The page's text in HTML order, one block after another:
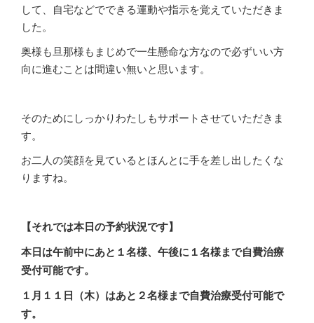
して、自宅などでできる運動や指示を覚えていただきま
した。
奥様も旦那様もまじめで一生懸命な方なので必ずいい方
向に進むことは間違い無いと思います。
そのためにしっかりわたしもサポートさせていただきま
す。
お二人の笑顔を見ているとほんとに手を差し出したくな
りますね。
【それでは本日の予約状況です】
本日は午前中にあと１名様、午後に１名様まで自費治療
受付可能です。
１月１１日（木）はあと２名様まで自費治療受付可能で
す。